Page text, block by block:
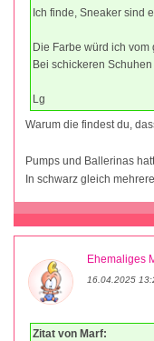
Ich finde, Sneaker sind
Die Farbe würd ich vom
Bei schickeren
Lg
Warum die findest du,
Pumps und Ballerinas
In schwarz gleich
Ehemaliges
16.04.2025
Zitat von Marf: